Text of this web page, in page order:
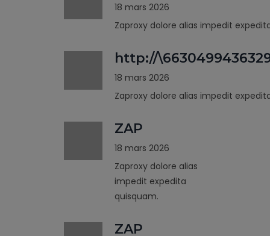
18 mars 2026
Zaproxy dolore alias impedit
http://
18 mars 2026
Zaproxy dolore alias impedit
ZAP
18 mars 2026
Zaproxy dolore alias
impedit expedita
quisquam.
ZAP